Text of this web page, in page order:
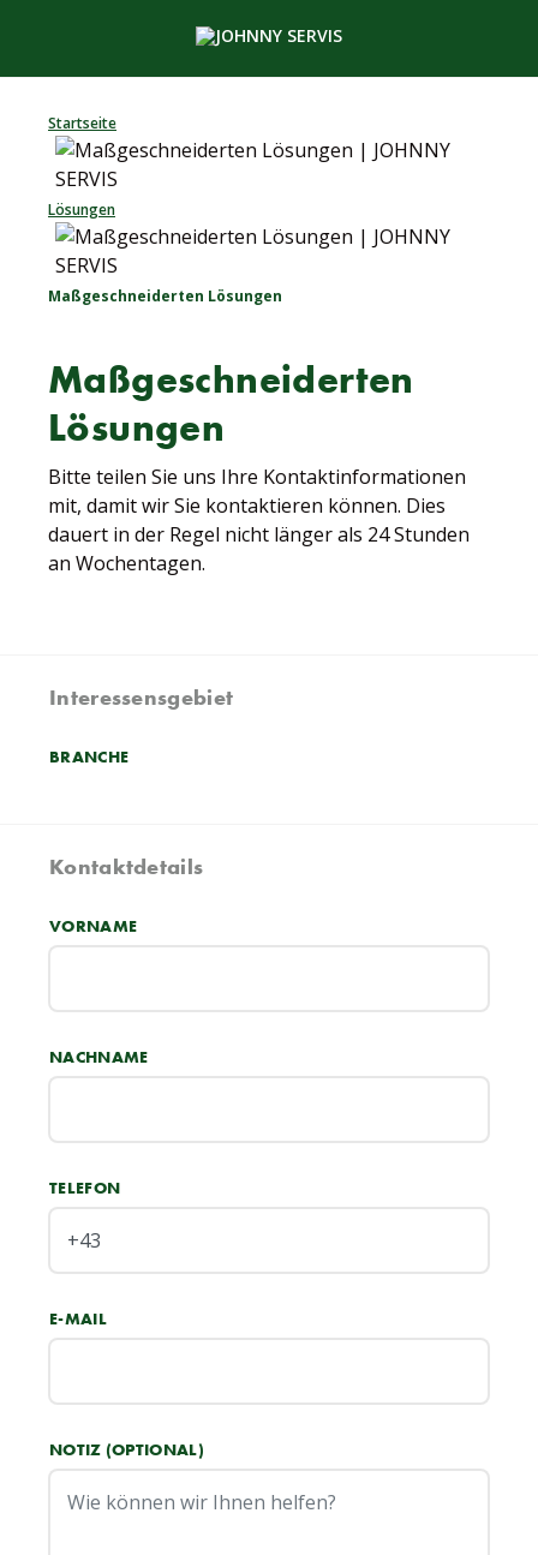
Startseite
Lösungen
Maßgeschneiderten Lösungen
Maßgeschneiderten
Lösungen
Bitte teilen Sie uns Ihre Kontaktinformationen
mit, damit wir Sie kontaktieren können. Dies
dauert in der Regel nicht länger als 24 Stunden
an Wochentagen.
Interessensgebiet
BRANCHE
Kontaktdetails
VORNAME
NACHNAME
TELEFON
E-MAIL
NOTIZ (OPTIONAL)